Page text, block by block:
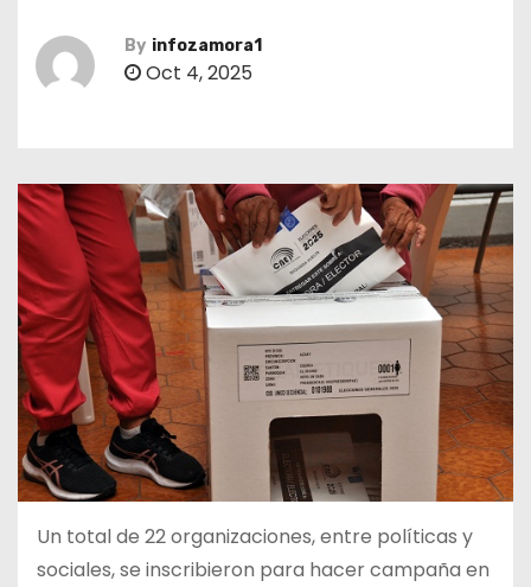
By infozamora1
Oct 4, 2025
Un total de 22 organizaciones, entre políticas y
sociales, se inscribieron para hacer campaña en